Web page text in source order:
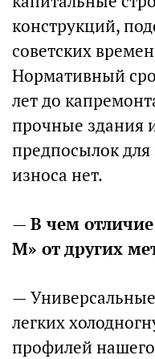
конструкций,
советских
Нормативный
лет до
прочные здания
предпосылок
износа нет.
—В чем
М» от других
—
легких
профилей